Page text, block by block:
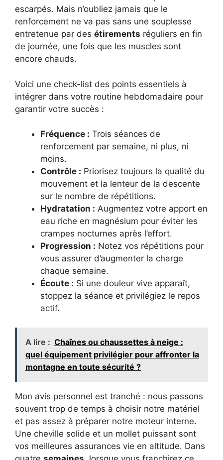
escarpés. Mais n’oubliez jamais que le
renforcement ne va pas sans une souplesse
entretenue par des étirements réguliers en fin
de journée, une fois que les muscles sont
encore chauds.
Voici une check-list des points essentiels à
intégrer dans votre routine hebdomadaire pour
garantir votre succès :
Fréquence : Trois séances de
renforcement par semaine, ni plus, ni
moins.
Contrôle : Priorisez toujours la qualité du
mouvement et la lenteur de la descente
sur le nombre de répétitions.
Hydratation : Augmentez votre apport en
eau riche en magnésium pour éviter les
crampes nocturnes après l’effort.
Progression : Notez vos répétitions pour
vous assurer d’augmenter la charge
chaque semaine.
Écoute : Si une douleur vive apparaît,
stoppez la séance et privilégiez le repos
actif.
A lire : Chaînes ou chaussettes à neige :
quel équipement privilégier pour affronter la
montagne en toute sécurité ?
Mon avis personnel est tranché : nous passons
souvent trop de temps à choisir notre matériel
et pas assez à préparer notre moteur interne.
Une cheville solide et un mollet puissant sont
vos meilleures assurances vie en altitude. Dans